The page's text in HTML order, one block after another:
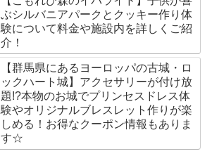
ぶシルバニアパークとクッキー作り体
験について料金や施設内を詳しくご紹
介！
【群馬県にあるヨーロッパの古城・ロ
ックハート城】アクセサリーが付け放
題!?本物のお城でプリンセスドレス体
験やオリジナルブレスレット作りが楽
しめる！お得なクーポン情報もありま
す☆